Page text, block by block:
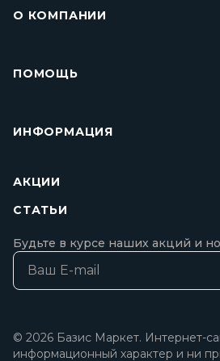
О КОМПАНИИ
ПОМОЩЬ
ИНФОРМАЦИЯ
АКЦИИ
СТАТЬИ
Будьте в курсе наших акций и
© 2026 Базис Маркет. Интернет-
информационный характер и ни